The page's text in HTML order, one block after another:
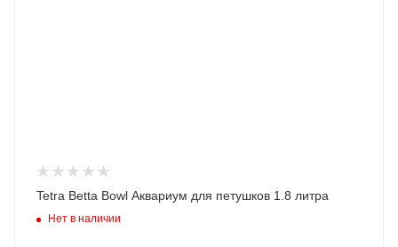
Tetra Betta Bowl Аквариум для петушков 1.8 литра
Нет в наличии